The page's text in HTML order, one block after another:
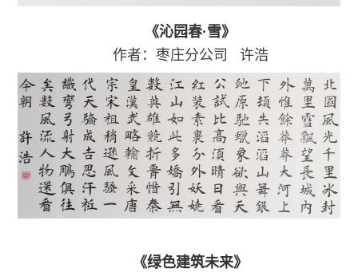
《沁园春·雪》
作者：枣庄分公司
许浩
《绿色建筑未来》